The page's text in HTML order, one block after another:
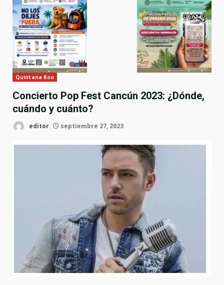
Quintana Roo
Concierto Pop Fest Cancún 2023: ¿Dónde,
cuándo y cuánto?
editor septiembre 27, 2023